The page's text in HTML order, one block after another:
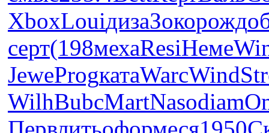
XboxLouiдизаЗокорожд
серт(198мехаResiНеме
JeweProgкатаWarcWind
WilhBubcMartNasodiam